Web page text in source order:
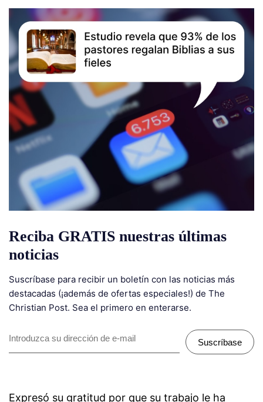
Reciba GRATIS nuestras últimas
noticias
Suscríbase para recibir un boletín con las noticias más
destacadas (¡además de ofertas especiales!) de The
Christian Post. Sea el primero en enterarse.
Suscríbase
Expresó su gratitud por que su trabajo le ha